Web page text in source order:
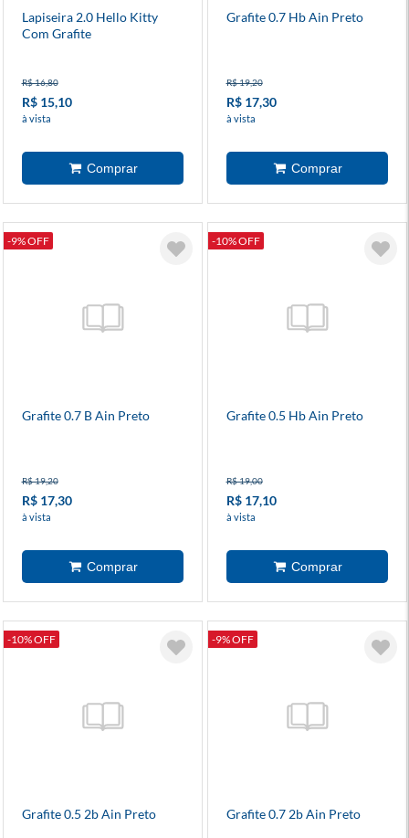
Lapiseira 2.0 Hello Kitty
Com Grafite
R$ 16,80
R$ 15,10
à vista
Grafite 0.7 Hb Ain Preto
R$ 19,20
R$ 17,30
à vista
-9% OFF
Grafite 0.7 B Ain Preto
R$ 19,20
R$ 17,30
à vista
-10% OFF
Grafite 0.5 Hb Ain Preto
R$ 19,00
R$ 17,10
à vista
-10% OFF
Grafite 0.5 2b Ain Preto
-9% OFF
Grafite 0.7 2b Ain Preto